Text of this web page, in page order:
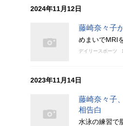
2024年11月12日
藤崎奈々子
めまいでMRI
デイリースポーツ
2023年11月14日
藤崎奈々子
相告白
水泳の練習で